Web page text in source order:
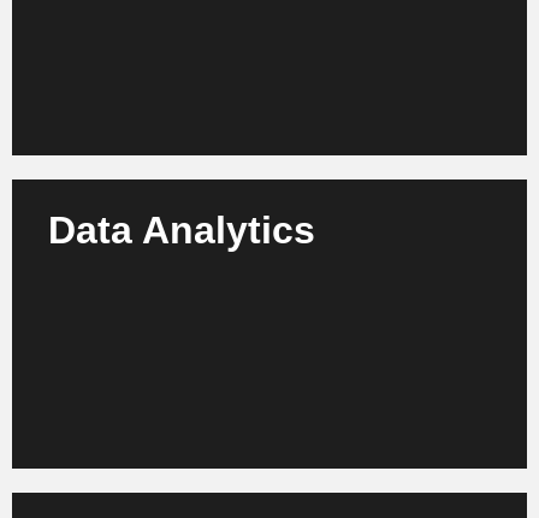
Data Analytics
Nutzen Sie Ihre Prozessdaten für fundierte